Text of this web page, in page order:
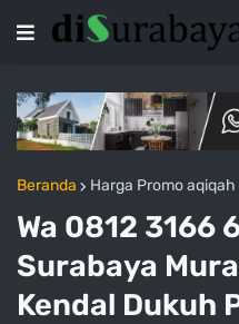
Beranda Harga Promo
Wa 0812 3166
Surabaya
Kendal Dukuh